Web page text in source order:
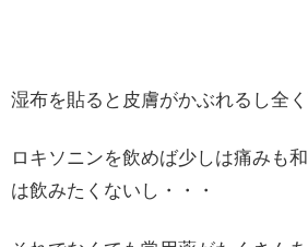
湿布を貼ると皮膚がかぶれるし全く
ロキソニンを飲めば少しは痛みも
は飲みたくないし・・・